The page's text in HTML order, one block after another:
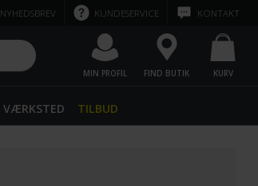
NYHEDSBREV KUNDESERVICE KONTAKT
MIN PROFIL FIND BUTIK KURV
VÆRKSTED TILBUD